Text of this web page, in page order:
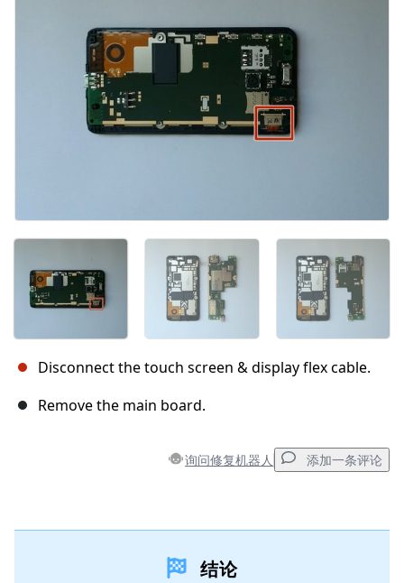
Disconnect the touch screen & display flex cable.
Remove the main board.
询问修复机器人 添加一条评论
结论